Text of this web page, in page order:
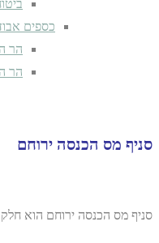
כספים
הר
הר
סניף מס הכנסה ירוחם
סניף מס הכנסה ירוחם הוא